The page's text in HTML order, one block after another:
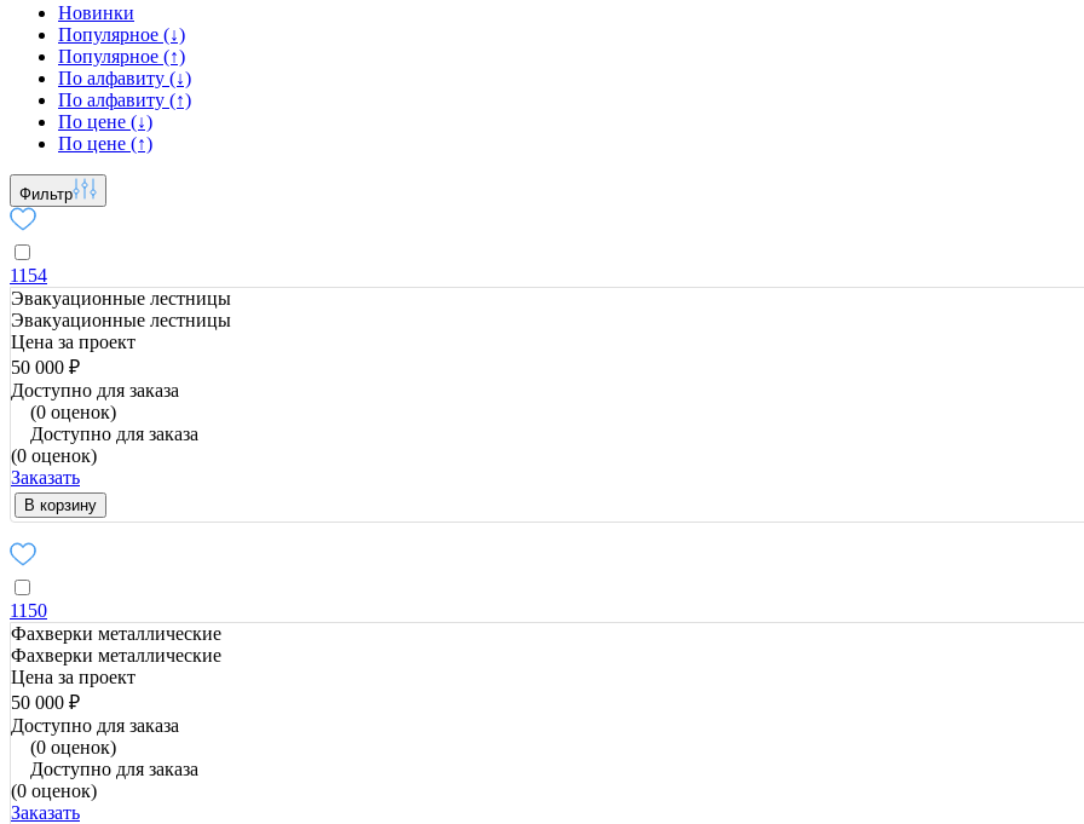
Новинки
Популярное (↓)
Популярное (↑)
По алфавиту (↓)
По алфавиту (↑)
По цене (↓)
По цене (↑)
Фильтр
1154
Эвакуационные лестницы
Эвакуационные лестницы
Цена за проект
50 000 ₽
Доступно для заказа
(0 оценок)
Доступно для заказа
(0 оценок)
Заказать
В корзину
1150
Фахверки металлические
Фахверки металлические
Цена за проект
50 000 ₽
Доступно для заказа
(0 оценок)
Доступно для заказа
(0 оценок)
Заказать